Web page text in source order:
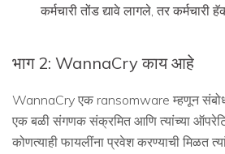
कर्मचारी तोंड द्यावे लागले, तर कर्मचारी
भाग 2: WannaCry काय आहे
WannaCry एक ransomware म्हणून
एक बळी संगणक संक्रमित आणि त्यांच्या
कोणत्याही फायलींना प्रवेश करण्याची मिळत